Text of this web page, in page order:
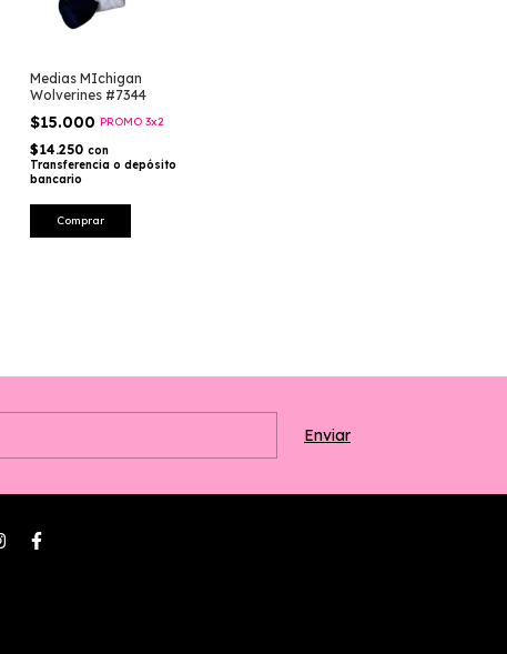
Medias MIchigan
Wolverines #7344
$15.000 PROMO 3x2
$14.250 con
Transferencia o depósito
bancario